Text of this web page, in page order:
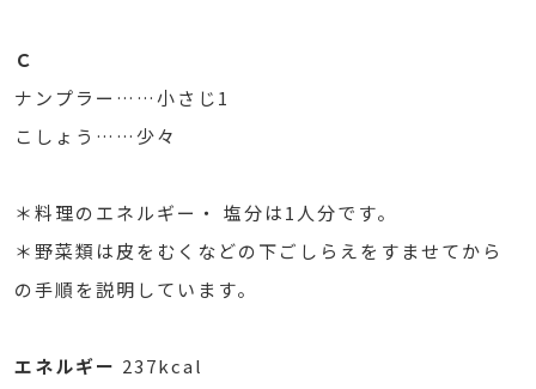
Ｃ
ナンプラー……小さじ1
こしょう……少々
＊料理のエネルギー・ 塩分は1人分です。
＊野菜類は皮をむくなどの下ごしらえをすませてから
の手順を説明しています。
エネルギー 237kcal